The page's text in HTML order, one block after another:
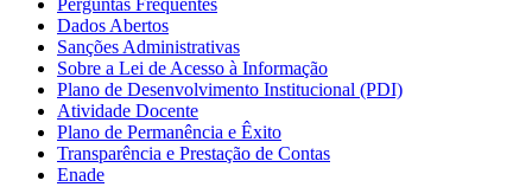
Perguntas Frequentes
Dados Abertos
Sanções Administrativas
Sobre a Lei de Acesso à Informação
Plano de Desenvolvimento Institucional (PDI)
Atividade Docente
Plano de Permanência e Êxito
Transparência e Prestação de Contas
Enade